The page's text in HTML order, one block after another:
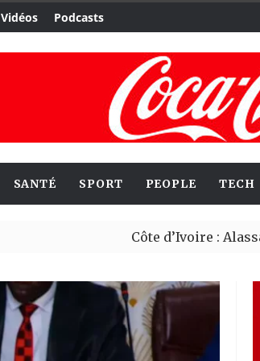
Vidéos Podcasts
SANTÉ SPORT PEOPLE TECH
Côte d’Ivoire : Alassane